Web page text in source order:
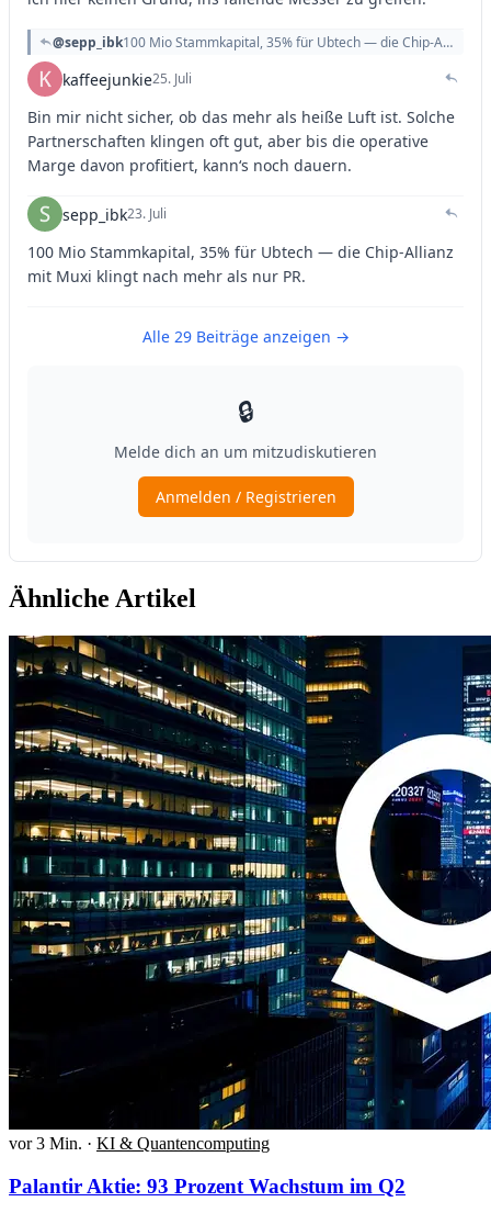
Ähnliche Artikel
vor 3 Min. · KI & Quantencomputing
Palantir Aktie: 93 Prozent Wachstum im Q2